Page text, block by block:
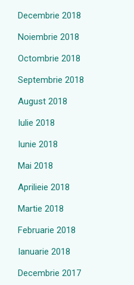
Decembrie 2018
Noiembrie 2018
Octombrie 2018
Septembrie 2018
August 2018
Iulie 2018
Iunie 2018
Mai 2018
Aprilieie 2018
Martie 2018
Februarie 2018
Ianuarie 2018
Decembrie 2017